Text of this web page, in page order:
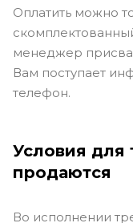
Оплатить можно
менеджер
Вам поступает
телефон.
Условия для
продаются
Во исполнении